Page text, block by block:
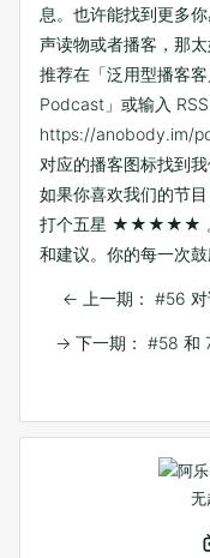
息。也许能找到更多
声读物或者播客，那太
推荐在「泛用型播客
Podcast」或输入
https://anobody.im/
对应的播客图标找到我
如果你喜欢我们的节
打个五星 ★★★★★ 。
和建议。你的每一次
← 上一期： #56
→ 下一期： #58 和
无